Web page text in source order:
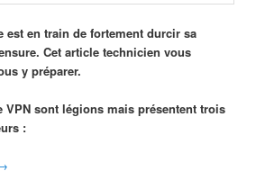
est en train de fortement durcir sa
Cet article technicien vous
y préparer.
VPN sont légions mais présentent trois
: